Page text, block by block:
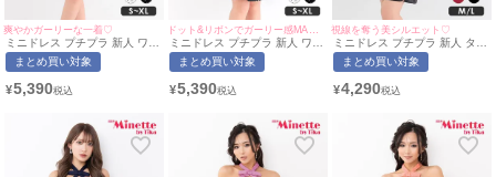
爽やかガーリーな一着♡
ミニドレス プチプラ 新人 ワン
ピース フレア ホルターネック
ラウンジ ドット柄 低身長 谷間
ス (あん着用/S~XLサイズ対応)
まとめ買い対象
¥5,390
ミニドレス プチプラ 新人 ワン
ピース フレア ホルターネック
ラウンジ ドット柄 低身長 谷間
ぃぃりぷ着用/S~XLサイズ対
まとめ買い対象
¥5,390
視線を奪う美シルエット♡
ミニドレス プチプラ 新人 タイ
ト スリット ホルターネック セ
クシー ラウンジ 花柄 低身長
ドレス (あん着用/M~Lサイズ対
まとめ買い対象
¥4,290